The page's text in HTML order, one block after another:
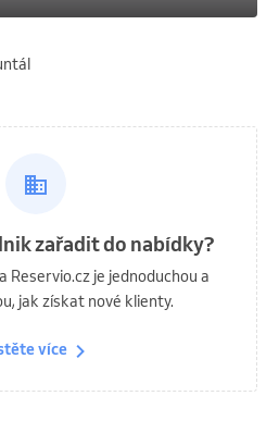
zařadit do nabídky?
Reservio.cz je jednoduchou a
jak získat nové klienty.
více